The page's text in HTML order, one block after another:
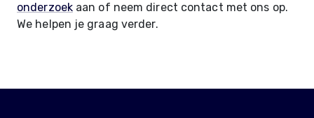
onderzoekaan of neem direct contact met ons op.
We helpen je graag verder.